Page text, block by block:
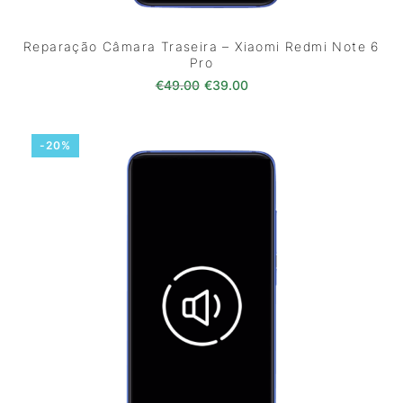
Reparação Câmara Traseira – Xiaomi Redmi Note 6
Pro
€49.00 O preço original era: €49.00.
€39.00O preço atual é:
-20%